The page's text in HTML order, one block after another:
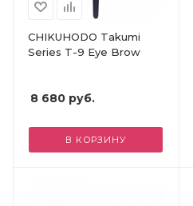
CHIKUHODO Takumi
Series T-9 Eye Brow
8 680 руб.
В КОРЗИНУ